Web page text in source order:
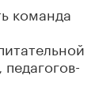
команда